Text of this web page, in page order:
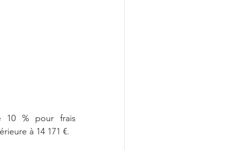
10 % pour frais
à 14 171 €.